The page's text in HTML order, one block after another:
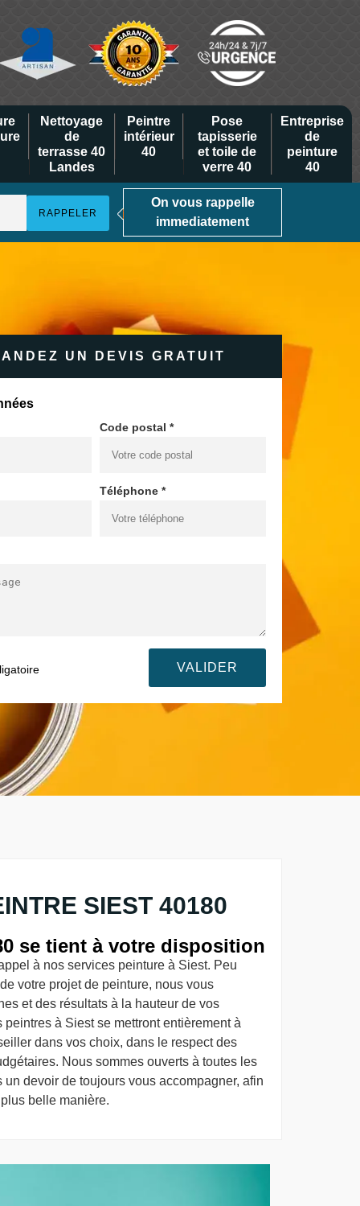
Nettoyage
de
terrasse 40
Landes
Peintre
intérieur
40
Pose
tapisserie
et toile de
verre 40
Entreprise
de
peinture
40
On vous rappelle
immediatement
UN DEVIS GRATUIT
Code postal *
Téléphone *
SIEST 40180
se tient à votre disposition
à nos services peinture à Siest. Peu
votre projet de peinture, nous vous
et des résultats à la hauteur de vos
peintres à Siest se mettront entièrement à
dans vos choix, dans le respect des
Nous sommes ouverts à toutes les
devoir de toujours vous accompagner, afin
belle manière.